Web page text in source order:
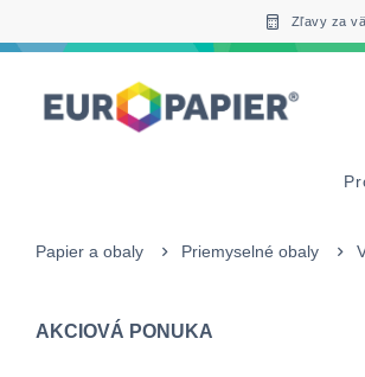
Zľavy za
Papier a obaly Priemyselné obaly
AKCIOVÁ PONUKA